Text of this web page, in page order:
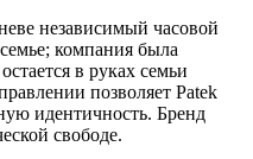
независимый часовой
компания была
в руках семьи
позволяет Patek
идентичность. Бренд
свободе.